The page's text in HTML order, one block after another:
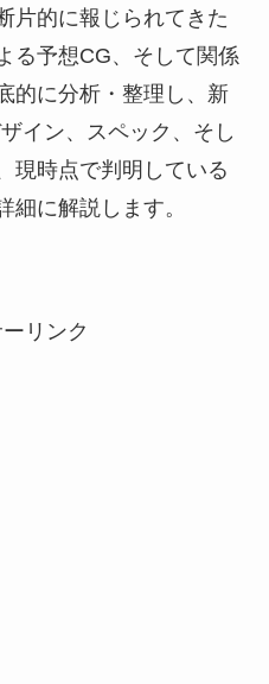
片的に報じられてきた
る予想CG、そして関係
的に分析・整理し、新
イン、スペック、そし
現時点で判明している
細に解説します。
リンク